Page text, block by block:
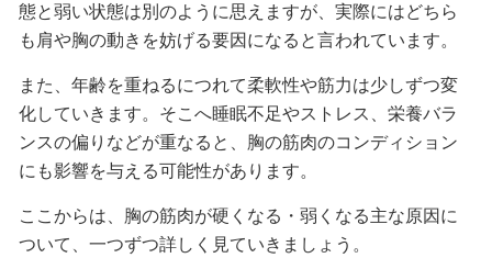
態と弱い状態は別のように思えますが、実際にはどちら
も肩や胸の動きを妨げる要因になると言われています。
また、年齢を重ねるにつれて柔軟性や筋力は少しずつ変
化していきます。そこへ睡眠不足やストレス、栄養バラ
ンスの偏りなどが重なると、胸の筋肉のコンディション
にも影響を与える可能性があります。
ここからは、胸の筋肉が硬くなる・弱くなる主な原因に
ついて、一つずつ詳しく見ていきましょう。